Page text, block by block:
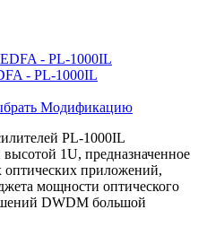
- PL-1000IL
Модификацию
PL-1000IL
высотой 1U, предназначенное
оптических приложений,
мощности оптического
DWDM большой